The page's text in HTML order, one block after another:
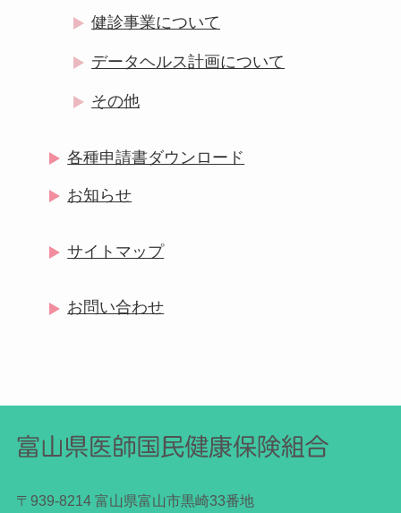
健診事業について
データヘルス計画について
その他
各種申請書ダウンロード
お知らせ
サイトマップ
お問い合わせ
〒939-8214 富山県富山市黒崎33番地